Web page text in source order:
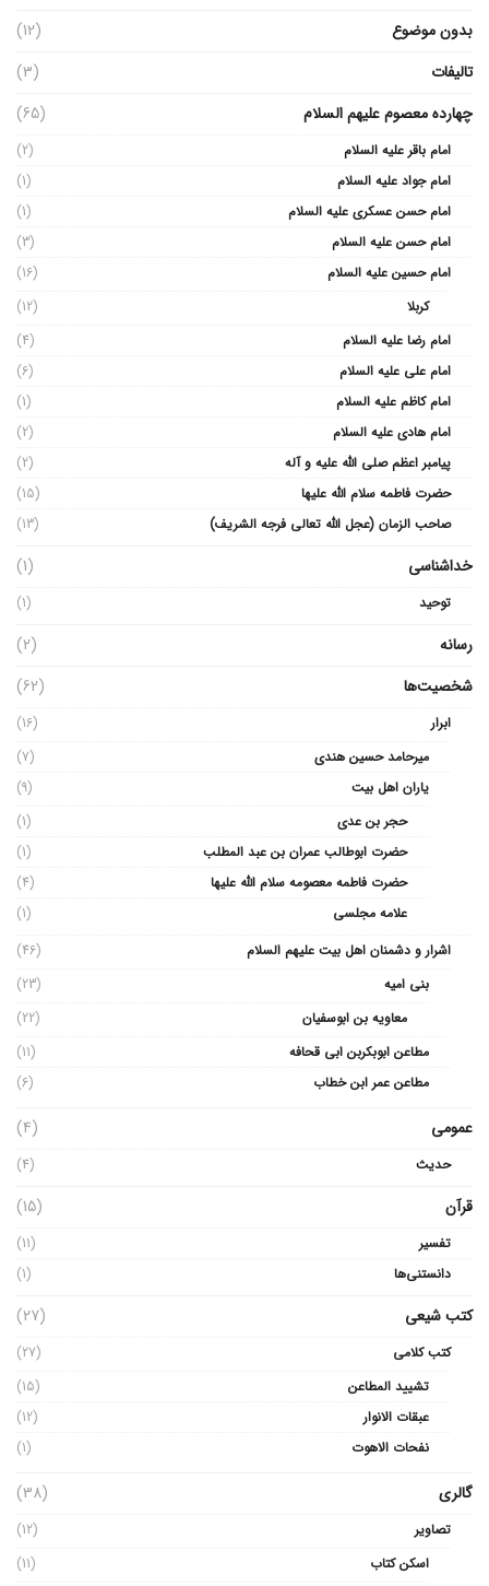
بدون موضوع
(12)
تالیفات
(3)
چهارده معصوم علیهم السلام
(65)
امام باقر علیه السلام
(2)
امام جواد علیه السلام
(1)
امام حسن عسکری علیه السلام
(1)
امام حسن علیه السلام
(3)
امام حسین علیه السلام
(16)
کربلا
(12)
امام رضا علیه السلام
(4)
امام علی علیه السلام
(6)
امام کاظم علیه السلام
(1)
امام هادی علیه السلام
(2)
پیامبر اعظم صلی الله علیه و آله
(2)
حضرت فاطمه سلام الله علیها
(15)
صاحب الزمان (عجل الله تعالی فرجه الشریف)
(13)
خداشناسی (1)
توحید (1)
رسانه
(2)
شخصیت‌ها
(62)
ابرار
(16)
میرحامد حسین هندی
(7)
یاران اهل بیت
(9)
حجر بن عدی
(1)
حضرت ابوطالب عمران بن عبد المطلب
(1)
حضرت فاطمه معصومه سلام الله علیها
(4)
علامه مجلسی
(1)
اشرار و دشمنان اهل بیت علیهم السلام
(46)
بنی امیه
(23)
معاویه بن ابوسفیان
(22)
مطاعن ابوبکربن ابی قحافه
(11)
مطاعن عمر ابن خطاب
(6)
عمومی (4)
حدیث (4)
قرآن (15)
تفسیر
(11)
دانستنی‌ها
(1)
کتب شیعی (27)
کتب کلامی
(27)
تشیید المطاعن
(15)
عبقات الانوار
(12)
نفحات الاهوت
(1)
گالری (38)
تصاویر
(12)
اسکن کتاب
(11)